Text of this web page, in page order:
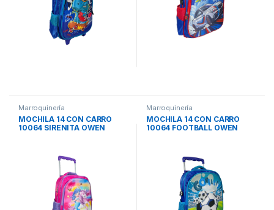
Marroquinería
MOCHILA 14 CON CARRO
10064 SIRENITA OWEN
Marroquinería
MOCHILA 14 CON CARRO
10064 FOOTBALL OWEN